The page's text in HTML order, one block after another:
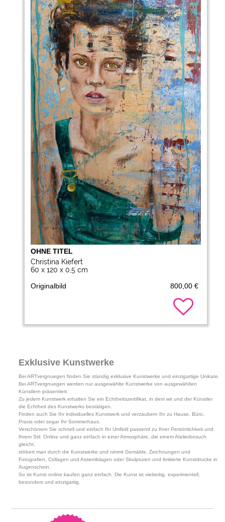
OHNE TITEL
Christina Kiefert
60 x 120 x 0,5 cm
Originalbild
800,00 €
Exklusive Kunstwerke
Bei ARTvergnuegen finden Sie ständig exklusive Kunstwerke und einzigartige Unikate.
Bei ARTvergnuegen werden nur ausgewählte Kunstwerke von ausgewählten
Künstlern präsentiert.
Zu jedem Kunstwerk erhalten Sie ein Echtheitszertifikat, in dem wir und der Künstler
die Echtheit des Kunstwerks bestätigen.
Finden auch Sie Ihr individuelles Kunstwerk und verzaubern Ihr zu Hause, Büro,
Praxis oder sogar Ihr Sommerhaus.
Verschönern Sie schnell und einfach Ihr Umfeld passend zu Ihrer Persönlichkeit und
Ihrem Stil. Online und ganz einfach in einer Atmosphäre, die einem Atelierbesuch
gleicht,
stöbert man durch die Kunstwerke und nimmt Gemälde, Zeichnungen und
Fotografien, Collagen und Assemblagen oder Skulpturen und limitierte Kunstdrucke in
Augenschein.
So ist Kunst online kaufen ganz einfach. Die Kunst ist vielseitig, experimentell,
besonders und einzigartig.